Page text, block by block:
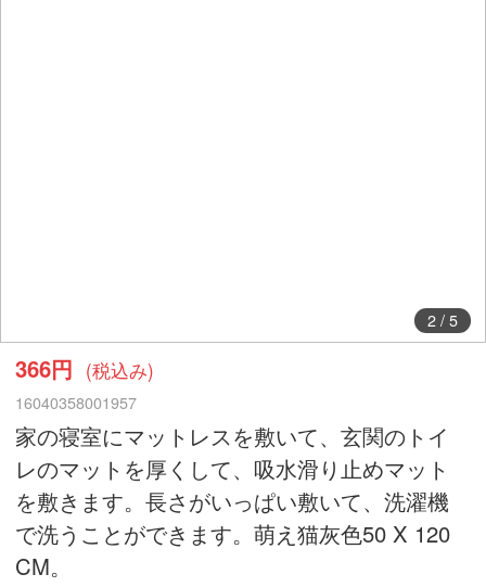
3/ 5
366円 (税込み)
16040358001957
家の寝室にマットレスを敷いて、玄関のトイ
レのマットを厚くして、吸水滑り止めマット
を敷きます。長さがいっぱい敷いて、洗濯機
で洗うことができます。萌え猫灰色50 X 120
CM。